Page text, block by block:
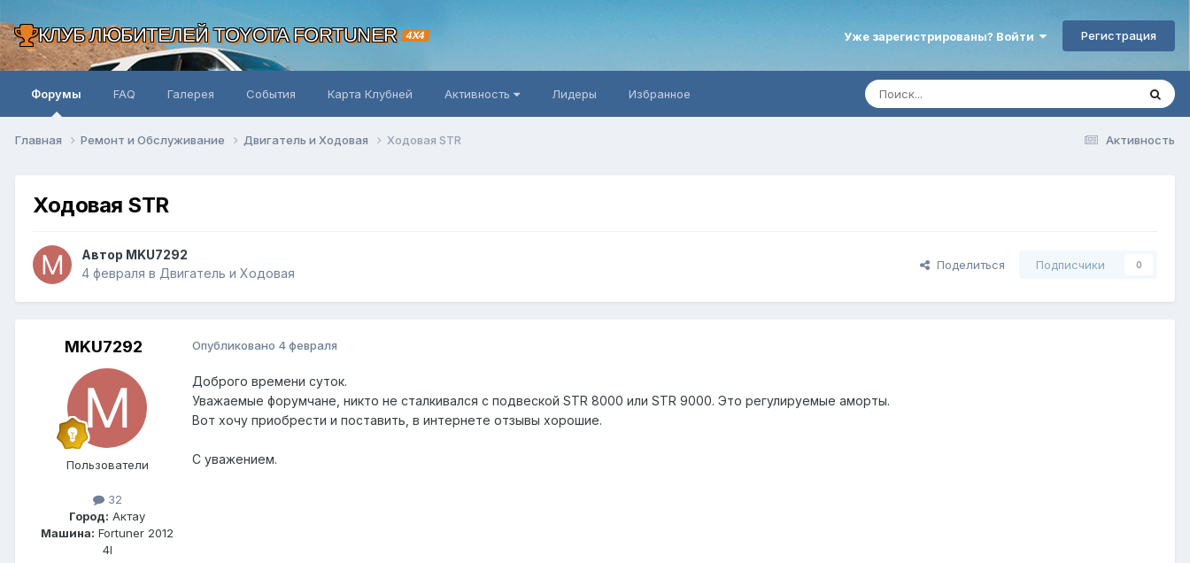
КЛУБ ЛЮБИТЕЛЕЙ TOYOTA FORTUNER 4X4 Уже зарегистрированы? Войти Регистрация
Форумы FAQ Галерея События Карта Клубней Активность Лидеры Избранное
Активность
Главная Ремонт и Обслуживание Двигатель и Ходовая Ходовая STR
Ходовая STR
Автор MKU7292
4 февраля в Двигатель и Ходовая
Поделиться Подписчики 0
MKU7292
Пользователи
32
Город: Актау
Машина: Fortuner 2012
4l
Опубликовано 4 февраля
Доброго времени суток.
Уважаемые форумчане, никто не сталкивался с подвеской STR 8000 или STR 9000. Это регулируемые аморты.
Вот хочу приобрести и поставить, в интернете отзывы хорошие.
С уважением.